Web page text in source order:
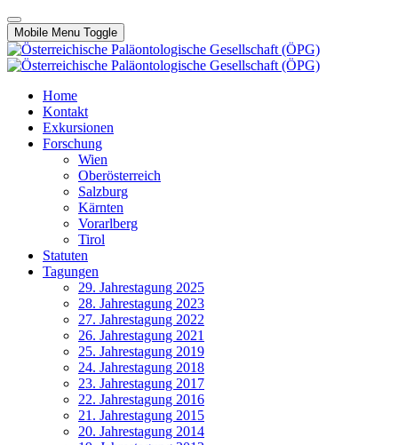
Mobile Menu Toggle
Home
Kontakt
Exkursionen
Forschung
Wien
Oberösterreich
Salzburg
Kärnten
Vorarlberg
Tirol
Statuten
Tagungen
29. Jahrestagung 2025
28. Jahrestagung 2023
27. Jahrestagung 2022
26. Jahrestagung 2021
25. Jahrestagung 2019
24. Jahrestagung 2018
23. Jahrestagung 2017
22. Jahrestagung 2016
21. Jahrestagung 2015
20. Jahrestagung 2014